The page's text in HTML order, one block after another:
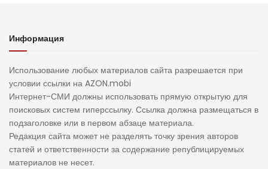
Информация
Использование любых материалов сайта разрешается при
условии ссылки на AZON.mobi
Интернет-СМИ должны использовать прямую открытую для
поисковых систем гиперссылку. Ссылка должна размещаться в
подзаголовке или в первом абзаце материала.
Редакция сайта может не разделять точку зрения авторов
статей и ответственности за содержание републицируемых
материалов не несет.